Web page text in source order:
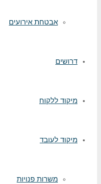
אבטחת אירועים
דרושים
מיקוד ללקוח
מיקוד לעובד
משרות פנויות